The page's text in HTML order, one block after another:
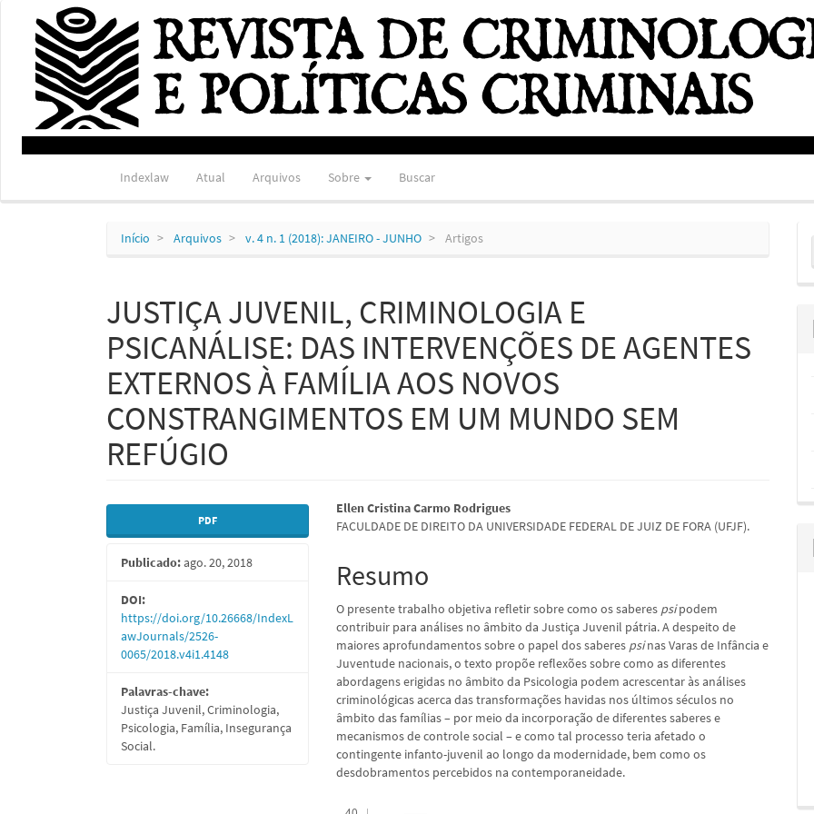
Navegação
Principal
Conteúdo
principal
Barra
Lateral
Indexlaw Atual Arquivos Sobre Buscar
Início Arquivos v. 4 n. 1 (2018): JANEIRO - JUNHO Artigos
JUSTIÇA JUVENIL, CRIMINOLOGIA E
PSICANÁLISE: DAS INTERVENÇÕES DE AGENTES
EXTERNOS À FAMÍLIA AOS NOVOS
CONSTRANGIMENTOS EM UM MUNDO SEM
REFÚGIO
Barra
lateral
de
artigos
PDF
Publicado:ago. 20, 2018
DOI:
https://doi.org/10.26668/IndexL
awJournals/2526-
0065/2018.v4i1.4148
Palavras-chave:
Justiça Juvenil, Criminologia,
Psicologia, Família, Insegurança
Social.
Conteúdo
do
artigo
principal
Ellen Cristina Carmo Rodrigues
FACULDADE DE DIREITO DA UNIVERSIDADE FEDERAL DE JUIZ DE FORA (UFJF).
Resumo
O presente trabalho objetiva refletir sobre como os saberes psipodem
contribuir para análises no âmbito da Justiça Juvenil pátria. A despeito de
maiores aprofundamentos sobre o papel dos saberes psinas Varas de Infância e
Juventude nacionais, o texto propõe reflexões sobre como as diferentes
abordagens erigidas no âmbito da Psicologia podem acrescentar às análises
criminológicas acerca das transformações havidas nos últimos séculos no
âmbito das famílias – por meio da incorporação de diferentes saberes e
mecanismos de controle social – e como tal processo teria afetado o
contingente infanto-juvenil ao longo da modernidade, bem como os
desdobramentos percebidos na contemporaneidade.